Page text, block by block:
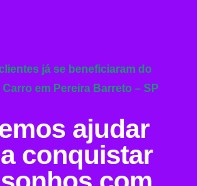
já se beneficiaram do
em Pereira Barreto – SP
ajudar
conquistar